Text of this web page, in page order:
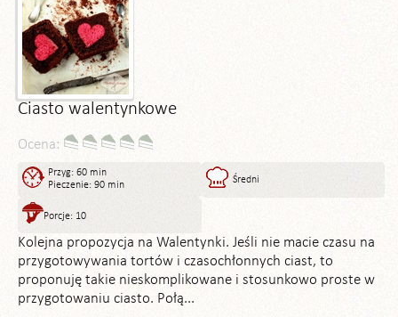
Ciasto walentynkowe
Ocena:
Przyg: 60 min
Pieczenie: 90 min
Średni
Porcje: 10
Kolejna propozycja na Walentynki. Jeśli nie macie czasu na
przygotowywania tortów i czasochłonnych ciast, to
proponuję takie nieskomplikowane i stosunkowo proste w
przygotowaniu ciasto. Połą...